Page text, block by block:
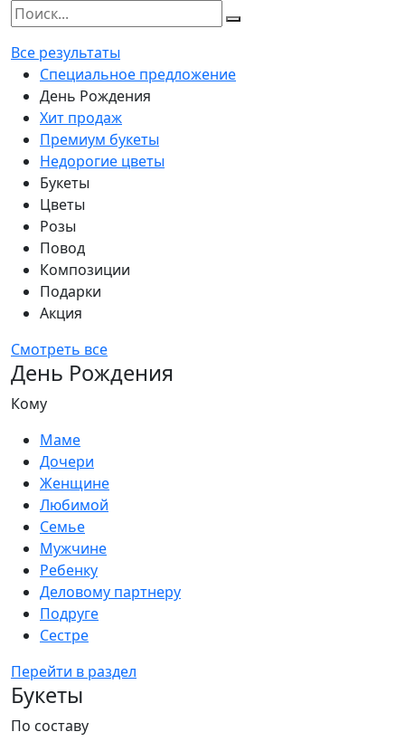
Все результаты
Специальное предложение
День Рождения
Хит продаж
Премиум букеты
Недорогие цветы
Букеты
Цветы
Розы
Повод
Композиции
Подарки
Акция
Смотреть все
День Рождения
Кому
Маме
Дочери
Женщине
Любимой
Семье
Мужчине
Ребенку
Деловому партнеру
Подруге
Сестре
Перейти в раздел
Букеты
По составу